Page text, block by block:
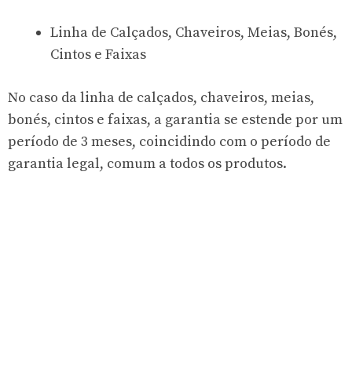
Linha de Calçados, Chaveiros, Meias, Bonés,
Cintos e Faixas
No caso da linha de calçados, chaveiros, meias,
bonés, cintos e faixas, a garantia se estende por um
período de 3 meses, coincidindo com o período de
garantia legal, comum a todos os produtos.